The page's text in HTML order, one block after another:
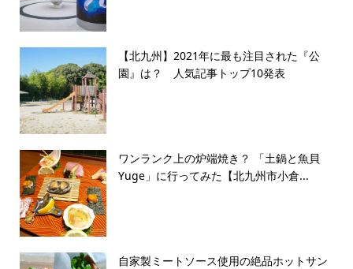
【北九州】2021年に最も注目された『公
園』は？ 人気記事トップ10発表
ワンランク上の炉端焼き？ 「土鍋と魚貝
Yuge」に行ってみた【北九州市小倉...
自家製ミートソース使用の絶品ホットサン